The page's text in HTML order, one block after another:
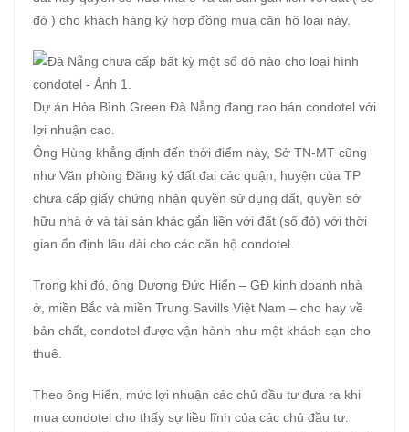
đỏ ) cho khách hàng ký hợp đồng mua căn hộ loại này.
Dự án Hòa Bình Green Đà Nẵng đang rao bán condotel với
lợi nhuận cao.
Ông Hùng khẳng định đến thời điểm này, Sở TN-MT cũng
như Văn phòng Đăng ký đất đai các quận, huyện của TP
chưa cấp giấy chứng nhận quyền sử dụng đất, quyền sở
hữu nhà ở và tài sản khác gắn liền với đất (sổ đỏ) với thời
gian ổn định lâu dài cho các căn hộ condotel.
Trong khi đó, ông Dương Đức Hiển – GĐ kinh doanh nhà
ở, miền Bắc và miền Trung Savills Việt Nam – cho hay về
bản chất, condotel được vận hành như một khách sạn cho
thuê.
Theo ông Hiển, mức lợi nhuận các chủ đầu tư đưa ra khi
mua condotel cho thấy sự liều lĩnh của các chủ đầu tư.